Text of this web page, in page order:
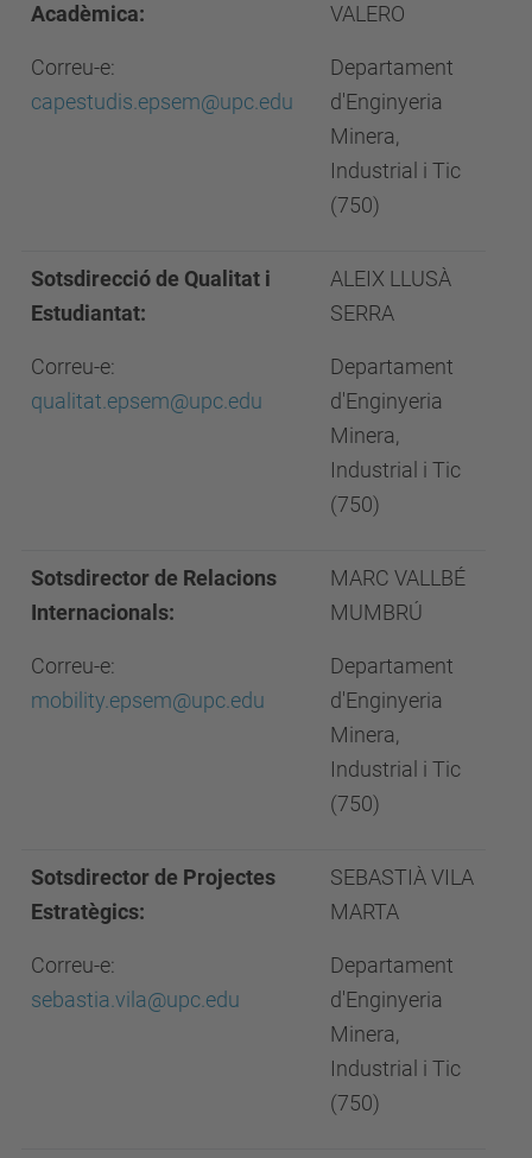
Acadèmica:
Correu-e:
capestudis.epsem@upc.edu
VALERO
Departament
d'Enginyeria
Minera,
Industrial i Tic
(750)
Sotsdirecció de Qualitat i
Estudiantat:
Correu-e:
qualitat.epsem@upc.edu
ALEIX LLUSÀ
SERRA
Departament
d'Enginyeria
Minera,
Industrial i Tic
(750)
Sotsdirector de Relacions
Internacionals:
Correu-e:
mobility.epsem@upc.edu
MARC VALLBÉ
MUMBRÚ
Departament
d'Enginyeria
Minera,
Industrial i Tic
(750)
Sotsdirector de Projectes
Estratègics:
Correu-e:
sebastia.vila@upc.edu
SEBASTIÀ VILA
MARTA
Departament
d'Enginyeria
Minera,
Industrial i Tic
(750)